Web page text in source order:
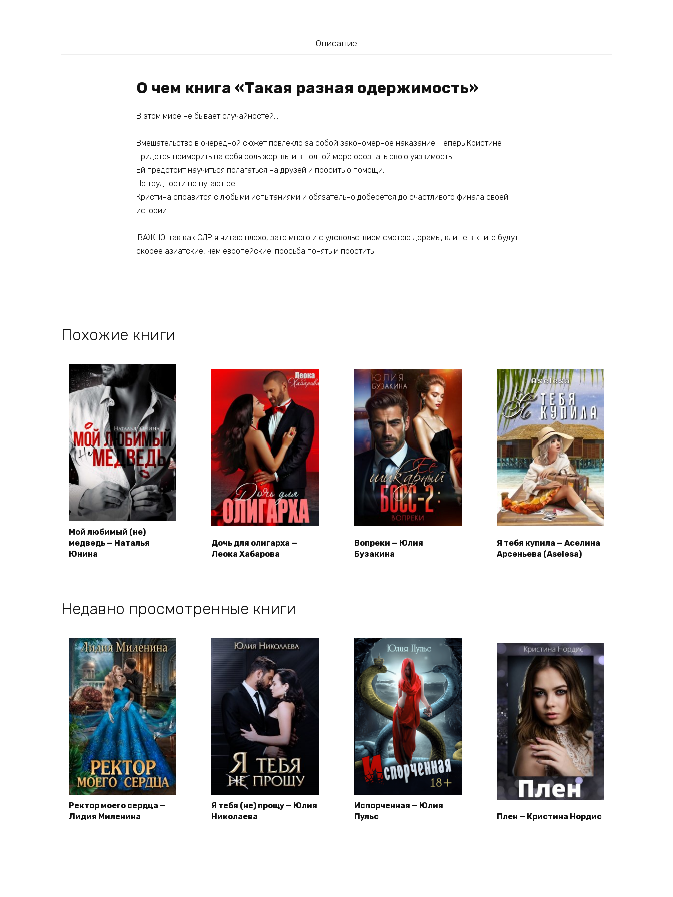
Описание
О чем книга «Такая разная одержимость»
В этом мире не бывает случайностей…
Вмешательство в очередной сюжет повлекло за собой закономерное наказание. Теперь Кристине
придется примерить на себя роль жертвы и в полной мере осознать свою уязвимость.
Ей предстоит научиться полагаться на друзей и просить о помощи.
Но трудности не пугают ее.
Кристина справится с любыми испытаниями и обязательно доберется до счастливого финала своей
истории.
!ВАЖНО! так как СЛР я читаю плохо, зато много и с удовольствием смотрю дорамы, клише в книге будут
скорее азиатские, чем европейские. просьба понять и простить
Похожие книги
Мой любимый (не)
медведь — Наталья
Юнина
Дочь для олигарха —
Леока Хабарова
Вопреки — Юлия
Бузакина
Я тебя купила — Аселина
Арсеньева (Aselesa)
Недавно просмотренные книги
Ректор моего сердца —
Лидия Миленина
Я тебя (не) прощу — Юлия
Николаева
Испорченная — Юлия
Пульс
Плен — Кристина Нордис